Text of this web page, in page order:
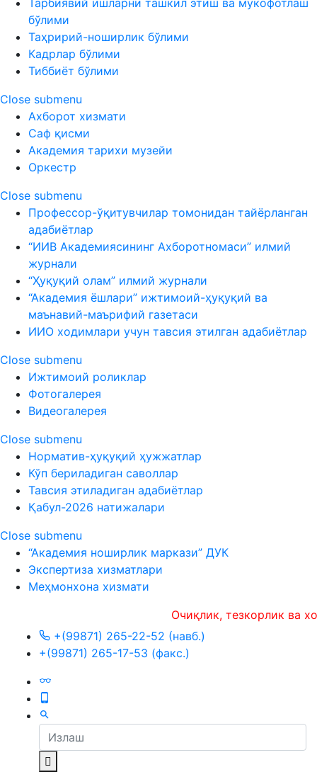
Тарбиявий ишларни ташкил этиш ва мукофотлаш
бўлими
Таҳририй-ноширлик бўлими
Кадрлар бўлими
Тиббиёт бўлими
Close submenu
Ахборот хизмати
Саф қисми
Академия тарихи музейи
Оркестр
Close submenu
Профессор-ўқитувчилар томонидан тайёрланган
адабиётлар
“ИИВ Академиясининг Ахборотномаси” илмий
журнали
“Ҳуқуқий олам” илмий журнали
“Академия ёшлари” ижтимоий-ҳуқуқий ва
маънавий-маърифий газетаси
ИИО ходимлари учун тавсия этилган адабиётлар
Close submenu
Ижтимоий роликлар
Фотогалерея
Видеогалерея
Close submenu
Норматив-ҳуқуқий ҳужжатлар
Кўп бериладиган саволлар
Тавсия этиладиган адабиётлар
Қабул-2026 натижалари
Close submenu
“Академия ноширлик маркази” ДУК
Экспертиза хизматлари
Меҳмонхона хизмати
Очиқлик, тезкорлик ва
+(99871) 265-22-52 (навб.)
+(99871) 265-17-53 (факс.)